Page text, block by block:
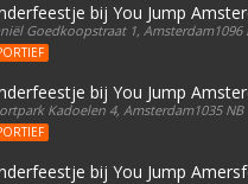
bij You Jump
Goedkoopstraat 1, Amsterdam1096
bij You Jump
Kadoelen 4, Amsterdam1035 NB
bij You Jump